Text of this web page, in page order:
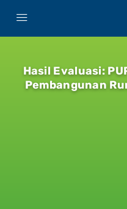
Hasil Evaluasi:
Pembangunan